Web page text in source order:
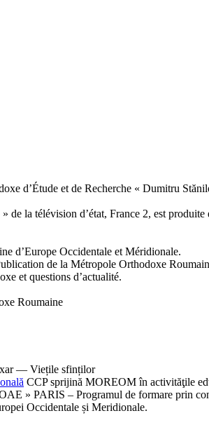
d’Étude et de Recherche « Dumitru
de la télévision d’état, France 2, est
d’Europe Occidentale et Méridionale.
de la Métropole Orthodoxe
et questions d’actualité.
Roumaine
— Viețile sfinților
CCP sprijină MOREOM în activităţile
» PARIS – Programul de formare prin
Occidentale și Meridionale.